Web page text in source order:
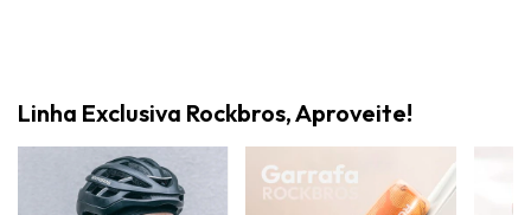
Linha Exclusiva Rockbros, Aproveite!